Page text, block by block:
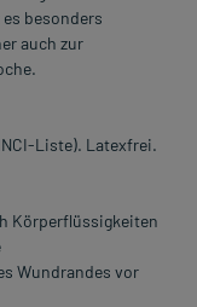
besonders
auch zur
Liste). Latexfrei.
Körperflüssigkeiten
Wundrandes vor